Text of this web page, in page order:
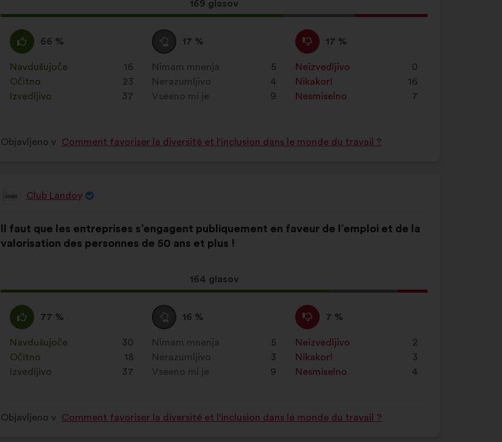
kliknite
na
gumb
»Išči«
Ta
predlog
zbral:
169 glasov
Za
:
66 %
Ta
predlog
je
prejel
naslednje
Navdušujoče
: 16
krat
Očitno
: 23
krat
Izvedljivo
37
krat
Neopredeljen/-
a
:
17 %
Ta
predlog
je
prejel
naslednje
Nimam mnenja
: 5
krat
Nerazumljivo
: 4
krat
Vseeno mi je
: 9
krat
Proti
:
17 %
Ta
predlog
je
prejel
naslednje
Neizvedljivo
: 0
krat
Nikakor!
: 16
krat
Nesmiselno
: 7
krat
Objavljeno v Comment favoriser la diversité et l'inclusion dans le monde du travail ?
Predlog:
Club Landoy
predloga:
Il faut que les entreprises s’engagent publiquement en faveur de l’emploi et de la
valorisation des personnes de 50 ans et plus !
Ta
predlog
zbral:
164 glasov
naslednjo
porazdelitvijo:
Za
:
77 %
Ta
predlog
je
prejel
naslednje
Navdušujoče
: 30
krat
Očitno
: 18
krat
Izvedljivo
37
krat
Neopredeljen/-
a
:
16 %
Ta
predlog
je
prejel
naslednje
Nimam mnenja
: 5
krat
Nerazumljivo
: 3
krat
Vseeno mi je
: 9
krat
Proti
:
7 %
Ta
predlog
je
prejel
naslednje
Neizvedljivo
: 2
krat
Nikakor!
: 3
krat
Nesmiselno
: 4
krat
Objavljeno v Comment favoriser la diversité et l'inclusion dans le monde du travail ?